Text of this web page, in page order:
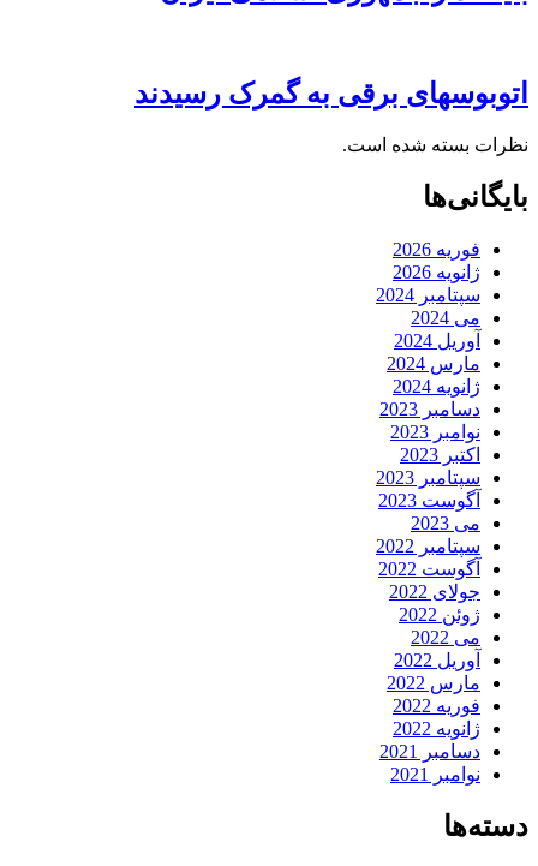
اتوبوسهای برقی به گمرک رسیدند
نظرات بسته شده است.
بایگانی‌ها
فوریه 2026
ژانویه 2026
سپتامبر 2024
می 2024
آوریل 2024
مارس 2024
ژانویه 2024
دسامبر 2023
نوامبر 2023
اکتبر 2023
سپتامبر 2023
آگوست 2023
می 2023
سپتامبر 2022
آگوست 2022
جولای 2022
ژوئن 2022
می 2022
آوریل 2022
مارس 2022
فوریه 2022
ژانویه 2022
دسامبر 2021
نوامبر 2021
دسته‌ها